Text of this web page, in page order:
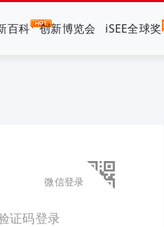
百科 创新博览会 iSEE全球奖
微信登录
证码登录